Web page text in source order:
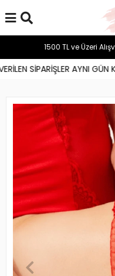
SİPARİŞLER AYNI GÜN
1500 TL ve Üzeri